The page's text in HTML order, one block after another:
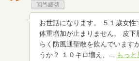
回答締切
お世話になります。 ５１歳女性
体重増加が止まりません。 皮下
らく防風通聖散を飲んでいます
うか？ １０キロ増え、...
もっと